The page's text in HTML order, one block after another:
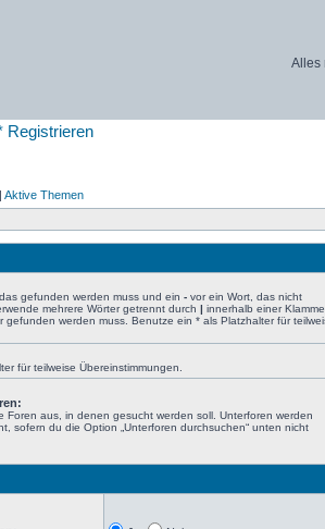
Alles
Registrieren
| Aktive Themen
gefunden werden muss und ein - vor ein Wort, das nicht
mehrere Wörter getrennt durch | innerhalb einer
gefunden werden muss. Benutze ein * als Platzhalter für
für teilweise Übereinstimmungen.
Foren aus, in denen gesucht werden soll. Unterforen werden
sofern du die Option „Unterforen durchsuchen“ unten nicht